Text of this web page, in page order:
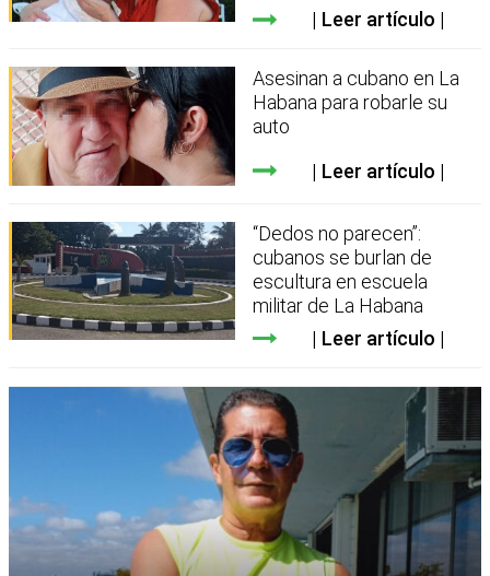
Leer artículo
Asesinan a cubano en La
Habana para robarle su
auto
Leer artículo
“Dedos no parecen”:
cubanos se burlan de
escultura en escuela
militar de La Habana
Leer artículo